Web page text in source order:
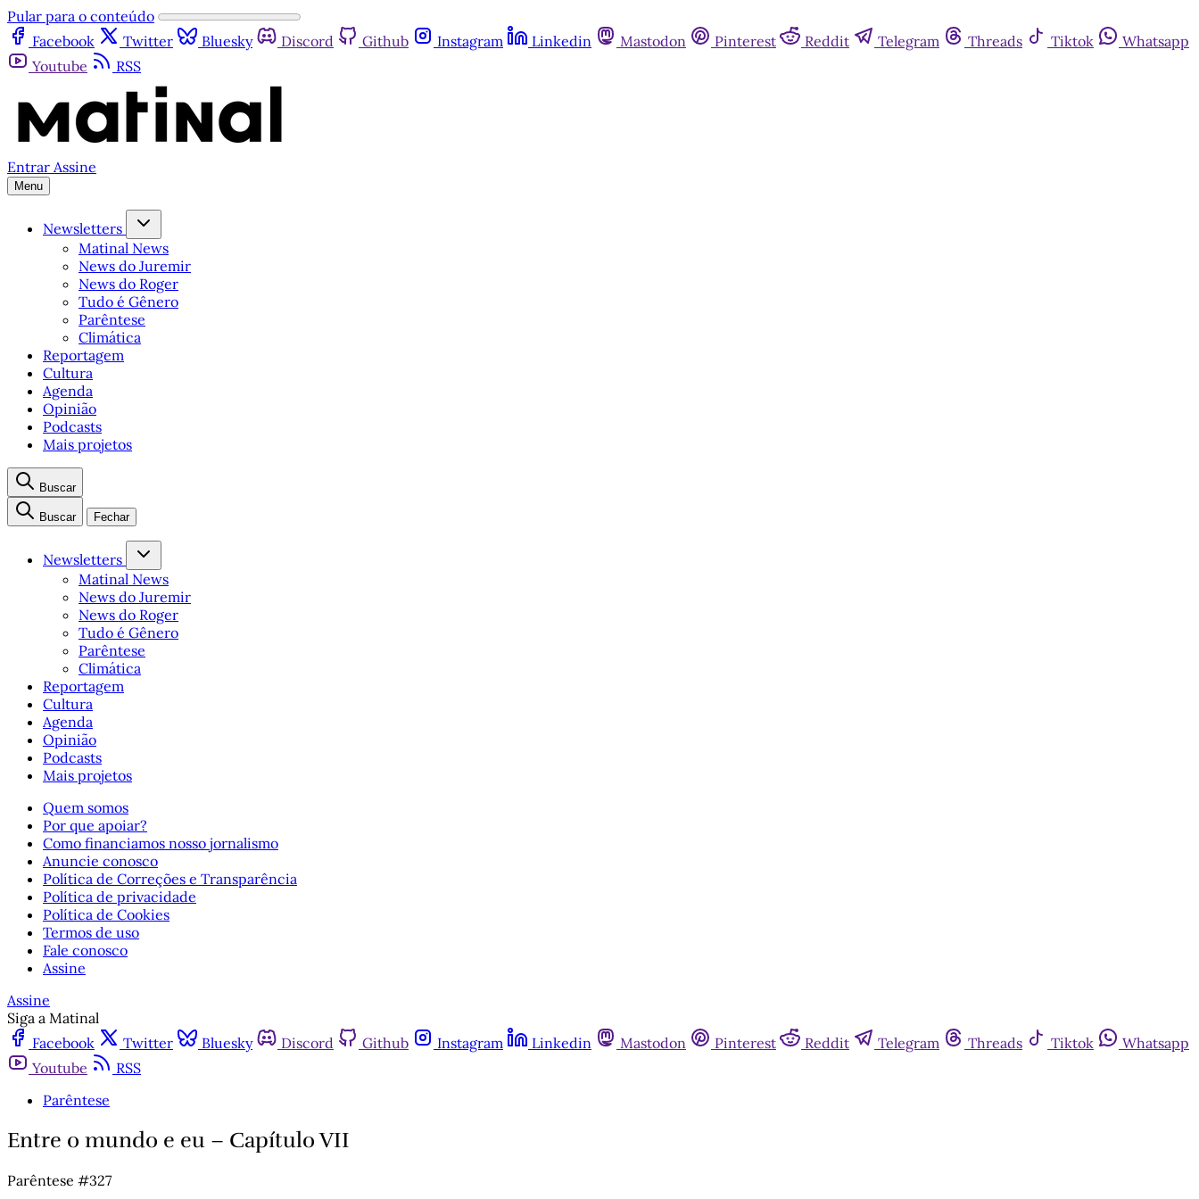
Pular para o conteúdo
Facebook
Twitter Bluesky Discord Github Instagram Linkedin Mastodon Pinterest Reddit Telegram Threads Tiktok
Whatsapp
Youtube
RSS
Entrar Assine
Menu
Newsletters
Matinal News
News do Juremir
News do Roger
Tudo é Gênero
Parêntese
Climática
Reportagem
Cultura
Agenda
Opinião
Podcasts
Mais projetos
Buscar
Buscar Fechar
Newsletters
Matinal News
News do Juremir
News do Roger
Tudo é Gênero
Parêntese
Climática
Reportagem
Cultura
Agenda
Opinião
Podcasts
Mais projetos
Quem somos
Por que apoiar?
Como financiamos nosso jornalismo
Anuncie conosco
Política de Correções e Transparência
Política de privacidade
Política de Cookies
Termos de uso
Fale conosco
Assine
Assine
Siga a Matinal
Facebook
Twitter Bluesky Discord Github Instagram Linkedin Mastodon Pinterest Reddit Telegram Threads Tiktok
Whatsapp
Youtube
RSS
Parêntese
Entre o mundo e eu – Capítulo VII
Parêntese #327